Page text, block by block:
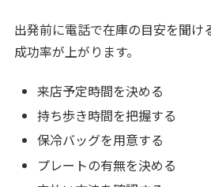
出発前に電話で在庫の目安を聞け
成功率が上がります。
来店予定時間を決める
持ち歩き時間を把握する
保冷バッグを用意する
プレートの有無を決める